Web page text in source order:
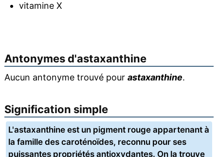
vitamine X
Antonymes d'astaxanthine
Aucun antonyme trouvé pour astaxanthine.
Signification simple
L'astaxanthine est un pigment rouge appartenant à
la famille des caroténoïdes, reconnu pour ses
puissantes propriétés antioxydantes. On la trouve